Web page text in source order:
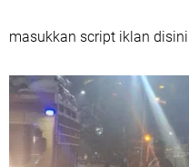
masukkan script iklan disini